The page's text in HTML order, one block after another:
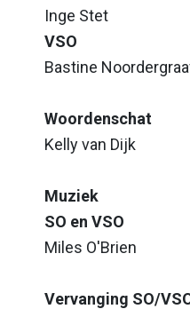
Inge Stet
VSO
Bastine
Woordenschat
Kelly van Dijk
Muziek
SO en VSO
Miles O'Brien
Vervanging SO/